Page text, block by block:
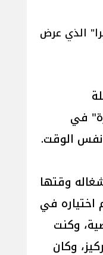
الذي عرض
في
الوقت.
وقتها
في
وكنت
وكان